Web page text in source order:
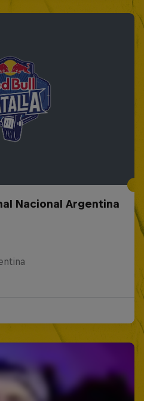
Nacional Argentina